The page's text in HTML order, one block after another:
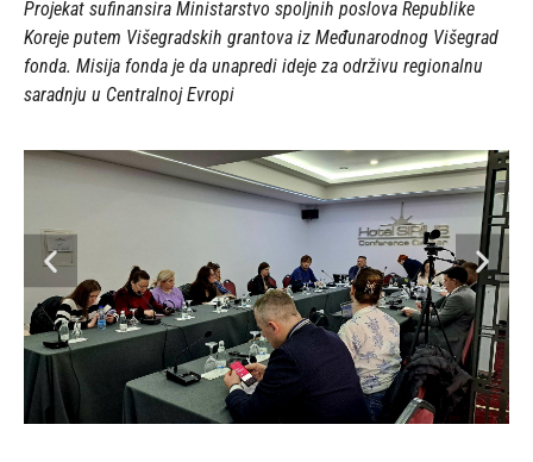
Projekat sufinansira Ministarstvo spoljnih poslova Republike
Koreje putem Višegradskih grantova iz Međunarodnog Višegrad
fonda. Misija fonda je da unapredi ideje za održivu regionalnu
saradnju u Centralnoj Evropi